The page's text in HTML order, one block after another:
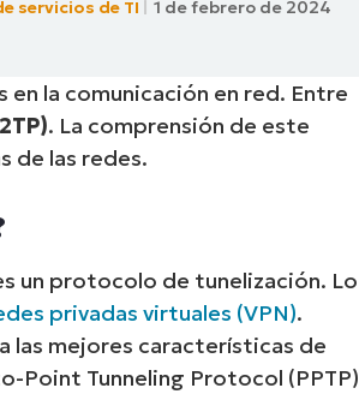
servicios de TI 1 de febrero de 2024
la comunicación en red. Entre
. La comprensión de este
de las redes.
un protocolo de tunelización. Lo
privadas virtuales (VPN).
las mejores características de
Point Tunneling Protocol (PPTP)